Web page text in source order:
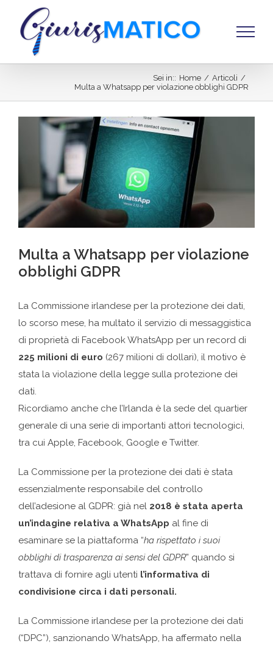
contenuto
Sei in:: Home / Articoli /
Multa a Whatsapp per violazione obblighi GDPR
Ingrandisci
Multa a Whatsapp per violazione
obblighi GDPR
La Commissione irlandese per la protezione dei dati,
lo scorso mese, ha multato il servizio di messaggistica
di proprietà di Facebook WhatsApp per un record di
225 milioni di euro (267 milioni di dollari), il motivo è
stata la violazione della legge sulla protezione dei
dati.
Ricordiamo anche che l’Irlanda è la sede del quartier
generale di una serie di importanti attori tecnologici,
tra cui Apple, Facebook, Google e Twitter.
La Commissione per la protezione dei dati è stata
essenzialmente responsabile del controllo
dell’adesione al GDPR: già nel 2018 è stata aperta
un’indagine relativa a WhatsApp al fine di
esaminare se la piattaforma “ha rispettato i suoi
obblighi di trasparenza ai sensi del GDPR” quando si
trattava di fornire agli utenti l’informativa di
condivisione circa i dati personali.
La Commissione irlandese per la protezione dei dati
(“DPC”), sanzionando WhatsApp, ha affermato nella